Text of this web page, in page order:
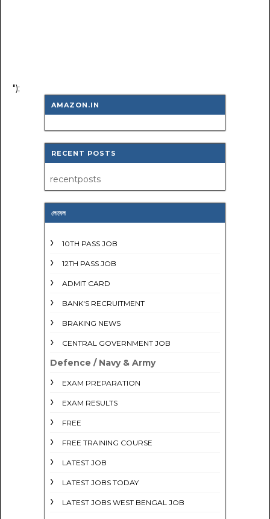
");
AMAZON.IN
RECENT POSTS
recentposts
লেবেল
10TH PASS JOB
12TH PASS JOB
ADMIT CARD
BANK'S RECRUITMENT
BRAKING NEWS
CENTRAL GOVERNMENT JOB
Defence / Navy & Army
EXAM PREPARATION
EXAM RESULTS
FREE
FREE TRAINING COURSE
LATEST JOB
LATEST JOBS TODAY
LATEST JOBS WEST BENGAL JOB